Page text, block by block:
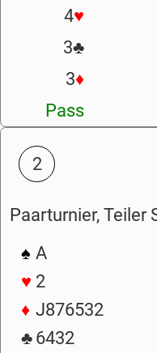
4♥
3♣
3♦
Pass
2
Paarturnier, Teiler
♠ A
♥ 2
♦ J876532
♣6432